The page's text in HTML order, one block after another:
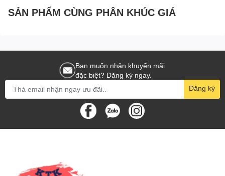
SẢN PHẨM CÙNG PHÂN KHÚC GIÁ
Bạn muốn nhận khuyến mãi
đặc biệt? Đăng ký ngay.
Đăng ký